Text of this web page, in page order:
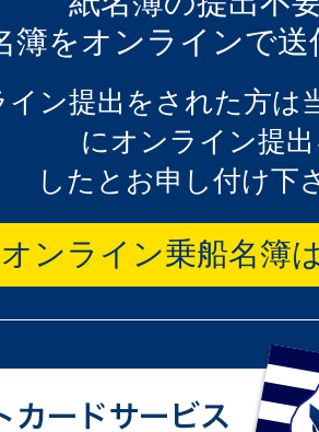
簿をオンラインで
ン提出をされた方は
にオンライン提
したとお申し付け下
オンライン乗船名簿